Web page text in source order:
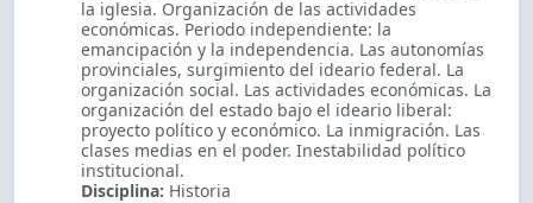
la iglesia. Organización de las actividades
económicas. Periodo independiente: la
emancipación y la independencia. Las autonomías
provinciales, surgimiento del ideario federal. La
organización social. Las actividades económicas. La
organización del estado bajo el ideario liberal:
proyecto político y económico. La inmigración. Las
clases medias en el poder. Inestabilidad político
institucional.
Disciplina: Historia